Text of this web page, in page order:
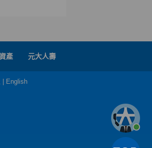
產 元大人壽
English